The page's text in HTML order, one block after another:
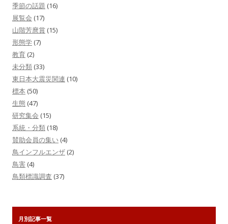
季節の話題 (16)
展覧会 (17)
山階芳麿賞 (15)
形態学 (7)
教育 (2)
未分類 (33)
東日本大震災関連 (10)
標本 (50)
生態 (47)
研究集会 (15)
系統・分類 (18)
賛助会員の集い (4)
鳥インフルエンザ (2)
鳥害 (4)
鳥類標識調査 (37)
月別記事一覧